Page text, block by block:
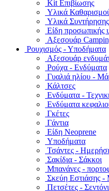
Kit Επιβίωσης
Υλικά
Υλικά Συντήρησης
Είδη προσωπικής
Αξεσουάρ
Ρουχισμός - Υποδήματα
Αξεσουάρ
Ρούχα - Ενδύματα
Γυαλιά ηλίου -
Κάλτσες
Ενδύματα -
Ενδύματα
Γκέτες
Γάντια
Είδη Neoprene
Υποδήματα
Τσάντες -
Σακίδια - Σάκκοι
Μπανάνες -
Σκεύη Εστιάσης -
Πετσέτες -